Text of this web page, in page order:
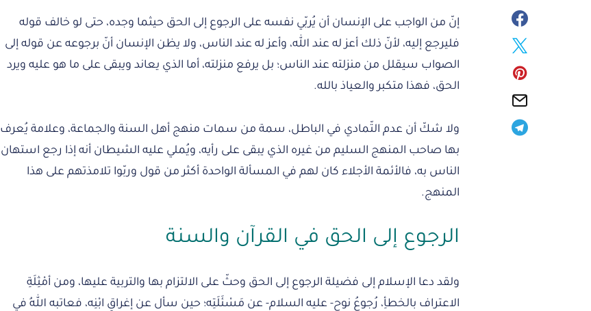
إنّ من الواجب على الإنسان أن يُربّي نفسه على الرجوع إلى الحق حيثما وجده، حتى لو خالف قوله
فليرجع إليه، لأنّ ذلك أعز له عند الله، وأعز له عند الناس، ولا يظن الإنسان أنّ برجوعه عن قوله إلى
الصواب سيقلل من منزلته عند الناس؛ بل يرفع منزلته، أما الذي يعاند ويبقى على ما هو عليه ويرد
الحق، فهذا متكبر والعياذ بالله.
ولا شكّ أن عدم التّمادي في الباطل، سمة من سمات منهج أهل السنة والجماعة، وعلامة يُعرف
بها صاحب المنهج السليم من غيره الذي يبقى على رأيه، ويُملي عليه الشيطان أنه إذا رجع استهان
الناس به، فالأئمة الأجلاء كان لهم في المسألة الواحدة أكثر من قول وربّوا تلامذتهم على هذا
المنهج.
الرجوع إلى الحق في القرآن والسنة
ولقد دعا الإسلام إلى فضيلة الرجوع إلى الحق وحثّ على الالتزام بها والتربية عليها، ومن أمْثِلَةِ
الاعتراف بالخطأِ، رُجوعُ نوحٍ- عليه السلام- عن مَسْئَلَتِه؛ حين سأل عن إغراقِ ابْنِه، فعاتبه اللهُ في